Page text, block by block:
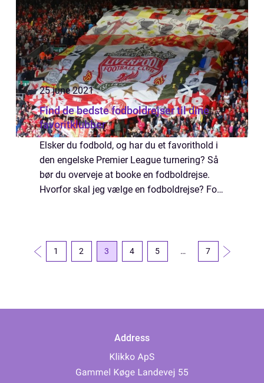
25 june 2021
Find de bedste fodboldrejser til dine
favoritklubber
Elsker du fodbold, og har du et favorithold i
den engelske Premier League turnering? Så
bør du overveje at booke en fodboldrejse.
Hvorfor skal jeg vælge en fodboldrejse? For
1 2 3 4 5 … 7
Address